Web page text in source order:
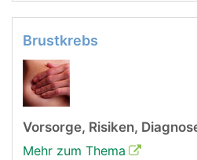
Brustkrebs
Vorsorge, Risiken,
Mehr zum Thema